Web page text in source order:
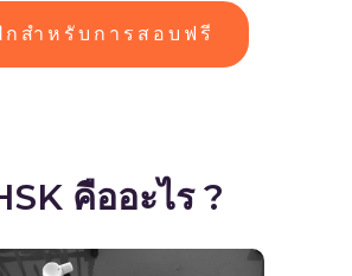
สำหรับการสอบฟรี
คืออะไร ?